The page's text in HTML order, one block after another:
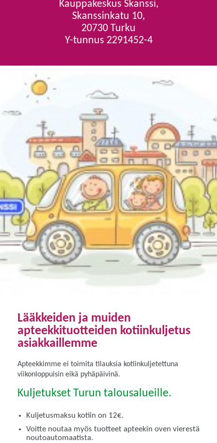
Kauppakeskus Skanssi,
Skanssinkatu 10,
20730 Turku
Y-tunnus 2291452-4
Lääkkeiden ja muiden
apteekkituotteiden kotiinkuljetus
asiakkaillemme
Apteekkimme ei toimita tilauksia kotiinkuljetettuna
viikonloppuisin eikä pyhäpäivinä.
Kuljetukset Turun talousalueille.
Kuljetusmaksu kotiin on 12€.
Voitte noutaa myös tuotteet apteekin oven vierestä
noutoautomaatista.